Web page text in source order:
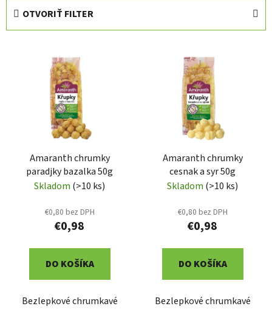
OTVORIŤ FILTER
Amaranth chrumky
paradjky bazalka 50g
Skladom (>10 ks)
€0,80 bez DPH
€0,98
DO KOŠÍKA
Bezlepkové chrumkavé
Amaranth chrumky
cesnak a syr 50g
Skladom (>10 ks)
€0,80 bez DPH
€0,98
DO KOŠÍKA
Bezlepkové chrumkavé